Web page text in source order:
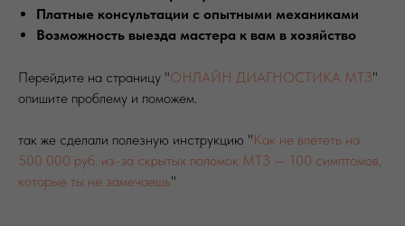
Платные консультации с опытными механиками
Возможность выезда мастера к вам в хозяйство
Перейдите на страницу "ОНЛАЙН ДИАГНОСТИКА МТЗ"
опишите проблему и поможем.
так же сделали полезную инструкцию "Как не влететь на
500 000 руб. из-за скрытых поломок МТЗ — 100 симптомов,
которые ты не замечаешь"